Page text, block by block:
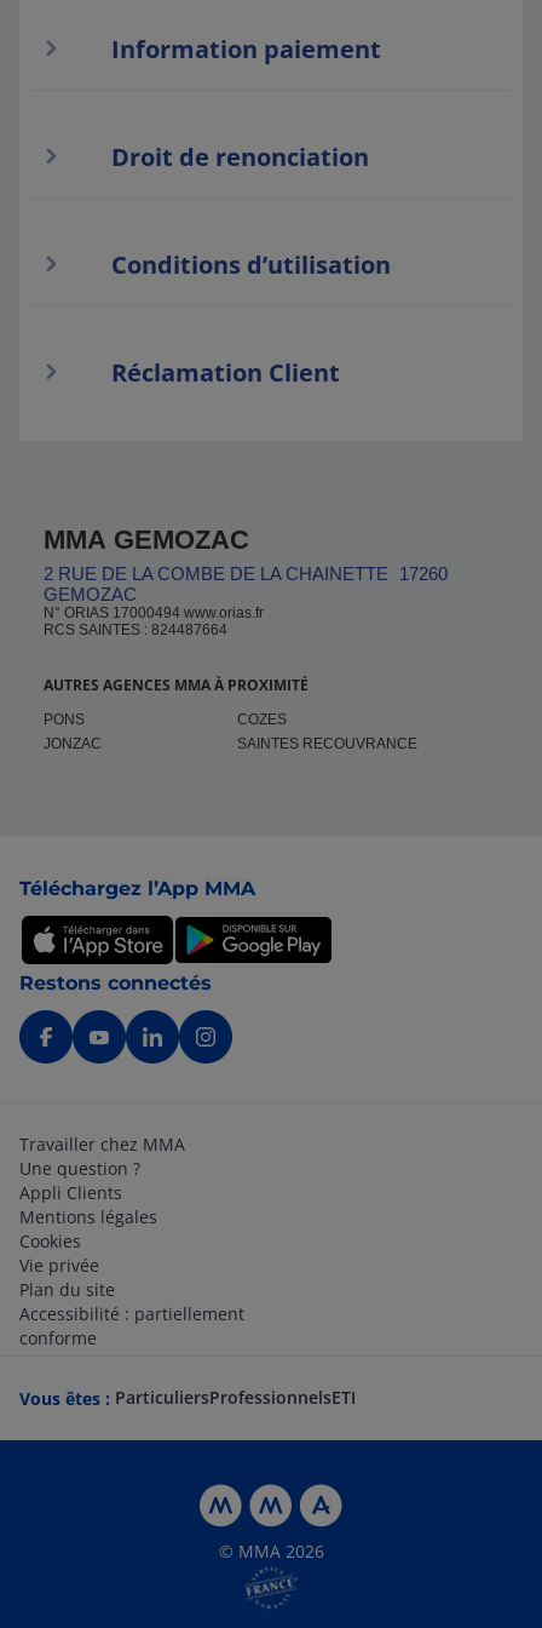
Information paiement
Droit de renonciation
Conditions d’utilisation
Réclamation Client
MMA GEMOZAC
2 RUE DE LA COMBE DE LA CHAINETTE
17260
GEMOZAC
N° ORIAS 17000494 www.orias.fr
RCS SAINTES : 824487664
AUTRES AGENCES MMA À PROXIMITÉ
PONS
COZES
JONZAC
SAINTES RECOUVRANCE
Téléchargez l’App MMA
Restons connectés
Travailler chez MMA
Une question ?
Appli Clients
Mentions légales
Cookies
Vie privée
Plan du site
Accessibilité : partiellement
conforme
Vous êtes : ParticuliersProfessionnelsETI
© MMA 2026